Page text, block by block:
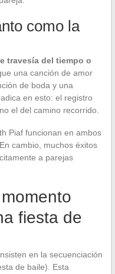
como la
travesía del tiempo o
una canción de amor
de boda y una
en esto: el registro
el del camino recorrido.
Piaf funcionan en ambos
cambio, muchos éxitos
a parejas
fiesta de
en la secuenciación
de baile). Esta